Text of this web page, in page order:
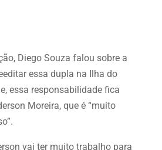
Diego Souza falou sobre a
essa dupla na Ilha do
essa responsabilidade fica
Moreira, que é “muito
vai ter muito trabalho para